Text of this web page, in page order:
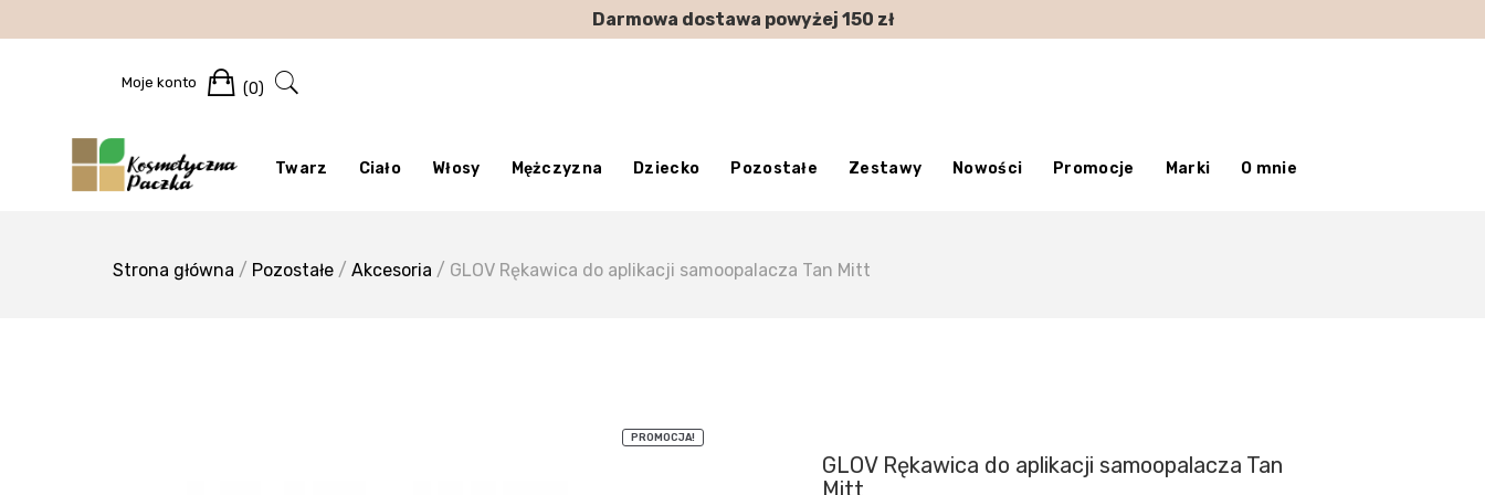
to
Darmowa dostawa powyżej 150 zł
Twarz Ciało Włosy Mężczyzna Dziecko Pozostałe Zestawy Nowości Promocje Marki O mnie
Moje konto Cart
(0)
Strona główna / Pozostałe / Akcesoria / GLOV Rękawica do aplikacji samoopalacza Tan Mitt
PROMOCJA!
GLOV Rękawica do aplikacji samoopalacza Tan
Mitt